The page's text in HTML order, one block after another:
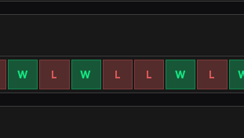
W L W L L W L